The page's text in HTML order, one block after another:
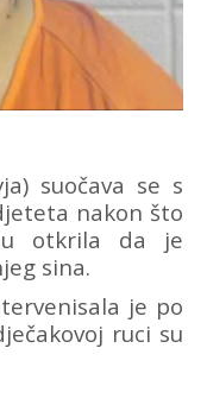
suočava se s
nakon što
otkrila da je
sina.
je po
ruci su